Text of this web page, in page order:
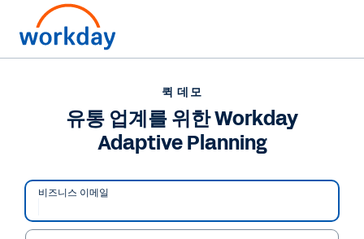
퀵 데모
유통 업계를 위한 Workday
Adaptive Planning
비즈니스 이메일